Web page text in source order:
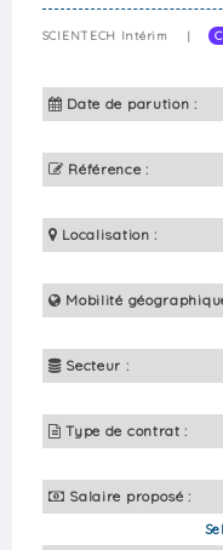
SCIENTECH Intérim |
Date de parution :
Référence :
Localisation :
Mobilité
Secteur :
Type de contrat :
Salaire proposé :